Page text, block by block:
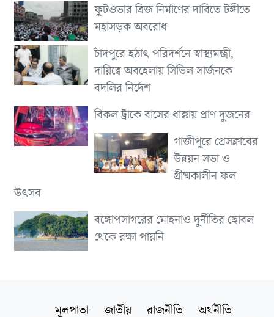
ফুটওভার ব্রিজ নির্মাণের দাবিতে টঙ্গীতে
মহাসড়ক অবরোধ
চাঁদপুরে হঠাৎ পরিদর্শনে স্বাস্থ্যমন্ত্রী,
দায়িত্বে অবহেলায় সিভিল সার্জনকে
বদলির নির্দেশ
বিকল ট্রাকে বাসের ধাক্কায় প্রাণ দুজনের
গাজীপুরে প্রেসক্লাবের
উন্নয়ন সভা ও
গ্রীষ্মকালীন ফল
উৎসব
বঙ্গোপসাগরের মোহনাও দুর্নীতির ছোবল
থেকে রক্ষা পায়নি
মূলপাতা জাতীয় রাজনীতি
অর্থনীতি